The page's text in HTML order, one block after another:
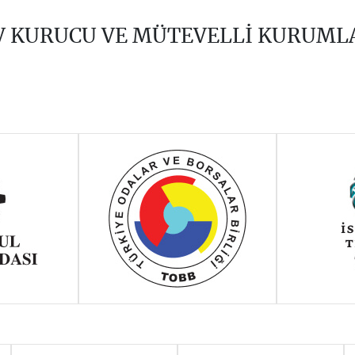
KURUCU VE MÜTEVELLİ